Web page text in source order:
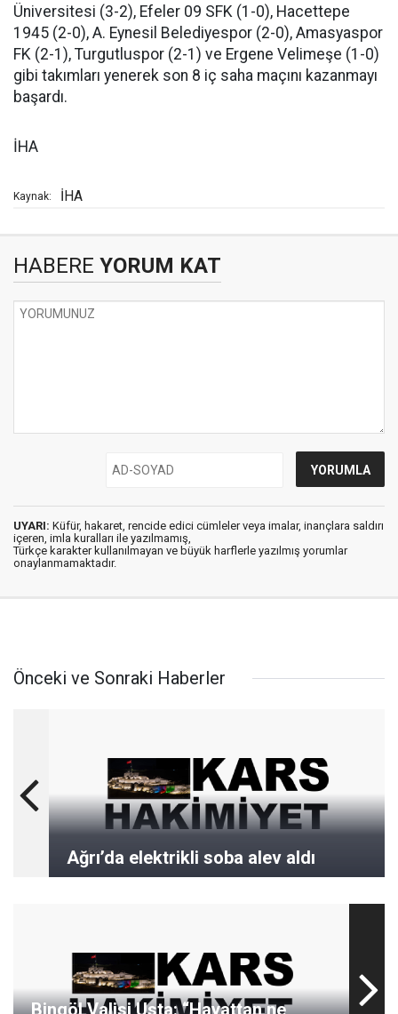
Üniversitesi (3-2), Efeler 09 SFK (1-0), Hacettepe
1945 (2-0), A. Eynesil Belediyespor (2-0), Amasyaspor
FK (2-1), Turgutluspor (2-1) ve Ergene Velimeşe (1-0)
gibi takımları yenerek son 8 iç saha maçını kazanmayı
başardı.
İHA
Kaynak: İHA
HABERE YORUM KAT
UYARI: Küfür, hakaret, rencide edici cümleler veya imalar, inançlara saldırı
içeren, imla kuralları ile yazılmamış,
Türkçe karakter kullanılmayan ve büyük harflerle yazılmış yorumlar
onaylanmamaktadır.
Önceki ve Sonraki Haberler
Ağrı’da elektrikli soba alev aldı
Bingöl Valisi Usta: “Hayattan ne